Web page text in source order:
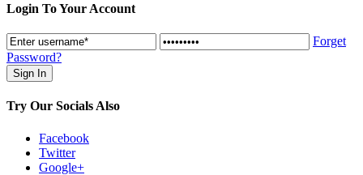
Login To Your Account
Forget
Password?
Try Our Socials Also
Facebook
Twitter
Google+